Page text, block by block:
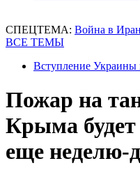
СПЕЦТЕМА: Война в
ВСЕ ТЕМЫ
Вступление
Пожар на
Крыма будет
еще неделю-